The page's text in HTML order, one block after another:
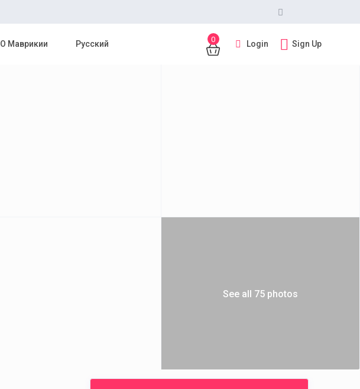
0 Login Sign Up
О Маврикии Русский
See all 75 photos